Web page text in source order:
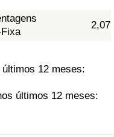
2,07
12 meses:
últimos 12 meses: